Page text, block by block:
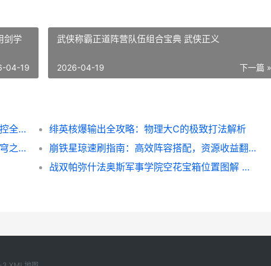
剑学
04-19
武侠称霸正道阵营队伍组合宝典 武侠正义
下一篇 »
2026-04-19
王者荣耀王昭君中路进阶指南：冰冻炮台掌控全场！
绯英核爆输出全攻略：物理大C的极致打法解析
崩铁入门指南：掌握核心技巧，开启高效星穹之旅！
崩铁星琼速刷指南：高效阵容搭配，资源收益翻倍！
战双帕弥什法奥斯军事学院空花宝箱位置图解 战双帕弥a